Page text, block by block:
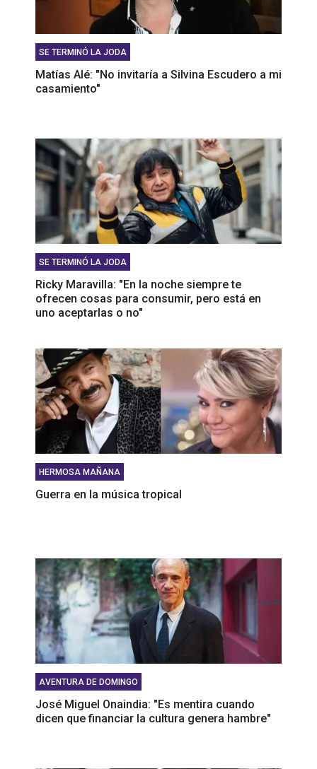
SE TERMINÓ LA JODA
Matías Alé: "No invitaría a Silvina Escudero a mi
casamiento"
SE TERMINÓ LA JODA
Ricky Maravilla: "En la noche siempre te
ofrecen cosas para consumir, pero está en
uno aceptarlas o no"
HERMOSA MAÑANA
Guerra en la música tropical
AVENTURA DE DOMINGO
José Miguel Onaindia: "Es mentira cuando
dicen que financiar la cultura genera hambre"